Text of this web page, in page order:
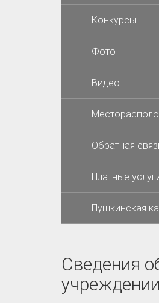
Конкурсы
Фото
Видео
Обратная
Платные
Пушкинская
Сведения
учреждении